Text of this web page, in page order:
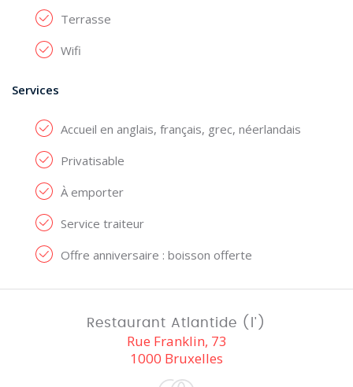
Terrasse
Wifi
Services
Accueil en anglais, français, grec, néerlandais
Privatisable
À emporter
Service traiteur
Offre anniversaire : boisson offerte
Restaurant Atlantide (l')
Rue Franklin, 73
1000 Bruxelles